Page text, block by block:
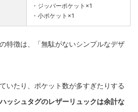
・ジッパーポケット×1
・小ポケット×1
特徴は、「無駄がないシンプルなデザ
いたり、ポケット数が多すぎたりする
ハッシュタグのレザーリュックは余計な